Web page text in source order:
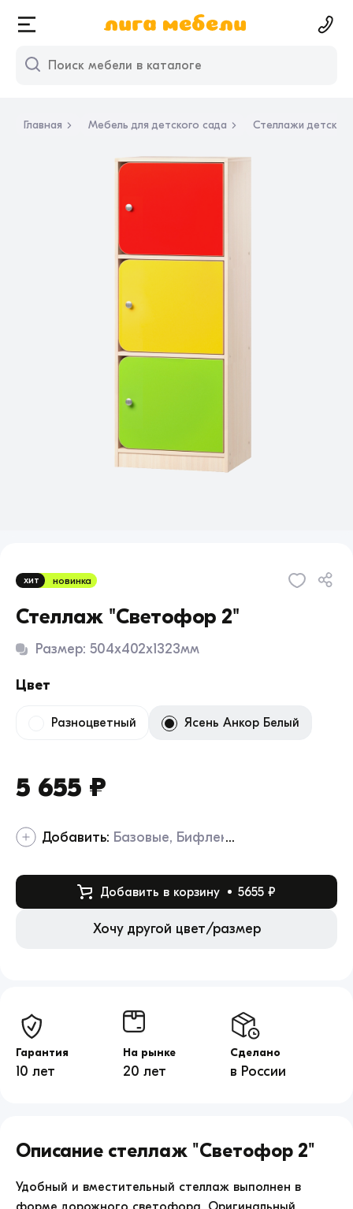
Главная Мебель для детского сада Стеллажи детские
хит новинка
Стеллаж "Светофор 2"
Размер: 504x402x1323мм
Цвет
Разноцветный Ясень Анкор Белый
5 655 ₽
Добавить: Базовые Бифлекс
Добавить в корзину 5655 ₽
Хочу другой цвет/размер
Гарантия
10 лет
На рынке
20 лет
Сделано
в России
2&quot;
цене
Описание Стеллаж "Светофор 2"
Удобный и вместительный стеллаж выполнен в